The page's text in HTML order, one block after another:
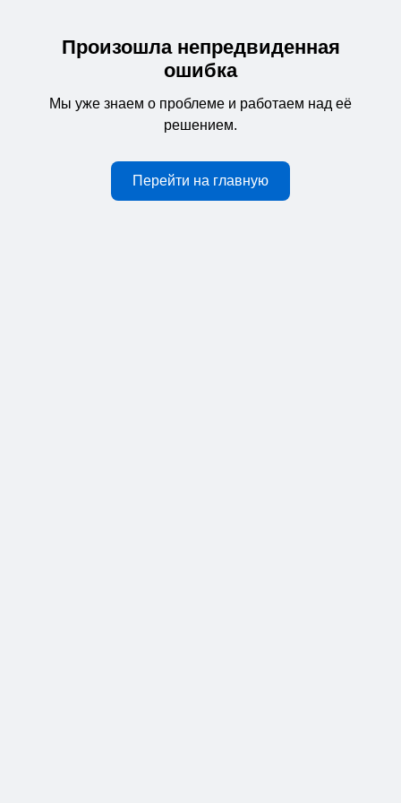
Произошла непредвиденная
ошибка
Мы уже знаем о проблеме и работаем над её
решением.
Перейти на главную